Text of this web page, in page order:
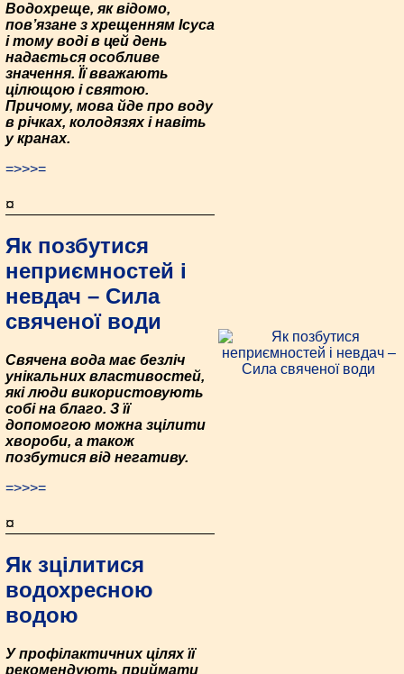
Водохреще, як відомо,
пов’язане з хрещенням Ісуса
і тому воді в цей день
надається особливе
значення. Її вважають
цілющою і святою.
Причому, мова йде про воду
в річках, колодязях і навіть
у кранах.
=>>>=
¤
Як позбутися
неприємностей і
невдач – Сила
свяченої води
Свячена вода має безліч
унікальних властивостей,
які люди використовують
собі на благо. З її
допомогою можна зцілити
хвороби, а також
позбутися від негативу.
=>>>=
¤
Як зцілитися
водохресною
водою
У профілактичних цілях її
рекомендують приймати